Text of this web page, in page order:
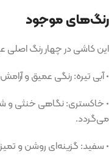
رنگ‌های موجود
این کاشی در چهار رنگ
•آبی تیره:رنگی عمیق و
•خاکستری:نگاهی خنثی و
می‌گردد.
•سفید:گزینه‌ای روشن و